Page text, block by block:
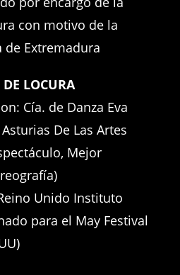
con motivo de la
de Extremadura
LOCURA
Cía. de Danza Eva
De Las Artes
Mejor
Unido Instituto
para el May Festival